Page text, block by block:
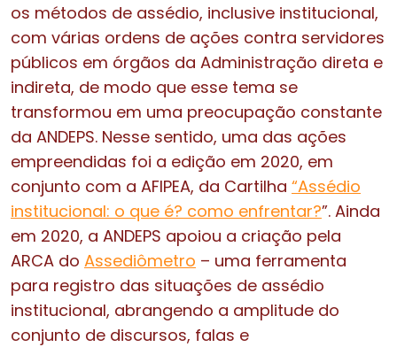
os métodos de assédio, inclusive institucional,
com várias ordens de ações contra servidores
públicos em órgãos da Administração direta e
indireta, de modo que esse tema se
transformou em uma preocupação constante
da ANDEPS. Nesse sentido, uma das ações
empreendidas foi a edição em 2020, em
conjunto com a AFIPEA, da Cartilha “Assédio
institucional: o que é? como enfrentar?”. Ainda
em 2020, a ANDEPS apoiou a criação pela
ARCA do Assediômetro – uma ferramenta
para registro das situações de assédio
institucional, abrangendo a amplitude do
conjunto de discursos, falas e